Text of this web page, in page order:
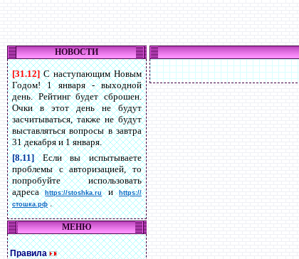
НОВОСТИ
[31.12]С наступающим Новым
Годом! 1 января - выходной
день. Рейтинг будет сброшен.
Очки в этот день не будут
засчитываться, также не будут
выставляться вопросы в завтра
31 декабря и 1 января.
[8.11]Если вы испытываете
проблемы с авторизацией, то
попробуйте использовать
адресаhttps://stoshka.ruиhttps://
стошка.рф.
МЕНЮ
Правила